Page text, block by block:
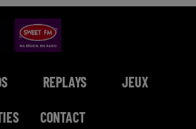
REPLAYS JEUX
CONTACT